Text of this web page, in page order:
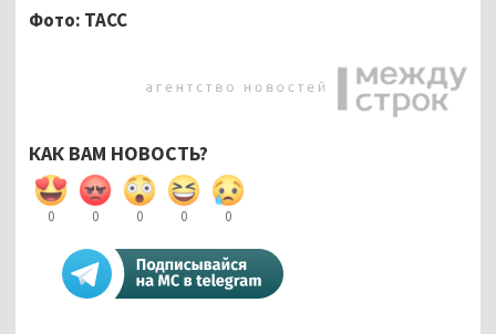
Фото: ТАСС
КАК ВАМ НОВОСТЬ?
0 0 0 0 0